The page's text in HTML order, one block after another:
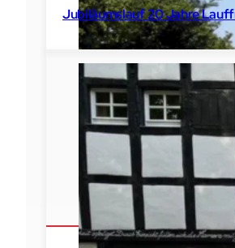
Jubiläumslauf 20 Jahre
2023Tinnen,SchöninghsdorfWinterlaufserie